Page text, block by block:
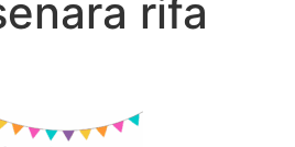
rifa